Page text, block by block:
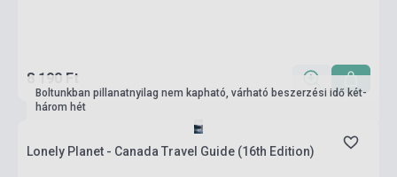
8 190 Ft
Boltunkban pillanatnyilag nem kapható, várható beszerzési idő két-
három hét
Lonely Planet - Canada Travel Guide (16th Edition)